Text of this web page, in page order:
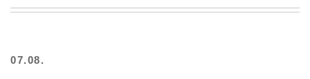
FACTS
07.08.